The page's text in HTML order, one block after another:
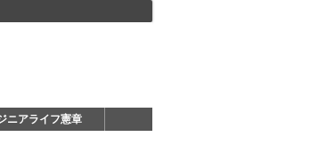
ニアライフ憲章